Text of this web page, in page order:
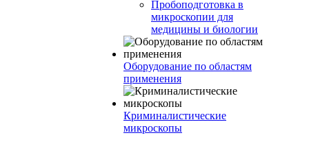
Пробоподготовка в
микроскопии для
медицины и биологии
Оборудование по областям
применения
Криминалистические
микроскопы